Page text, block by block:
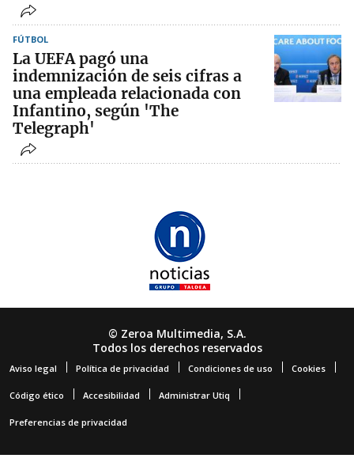
FÚTBOL
La UEFA pagó una
indemnización de seis cifras a
una empleada relacionada con
Infantino, según 'The
Telegraph'
© Zeroa Multimedia, S.A.
Todos los derechos reservados
Aviso legal Política de privacidad Condiciones de uso Cookies
Código ético Accesibilidad Administrar Utiq
Preferencias de privacidad